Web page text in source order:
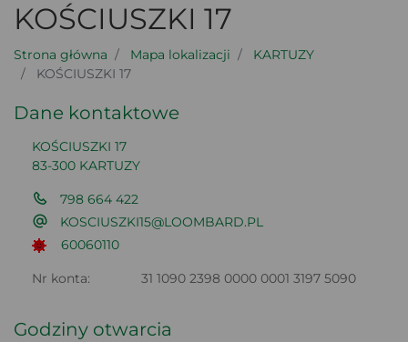
KOŚCIUSZKI 17
Strona główna Mapa lokalizacji
KARTUZY
KOŚCIUSZKI 17
Dane kontaktowe
KOŚCIUSZKI 17
83-300 KARTUZY
798 664 422
KOSCIUSZKI15@LOOMBARD.PL
60060110
Nr konta: 31 1090 2398 0000 0001 3197 5090
Godziny otwarcia